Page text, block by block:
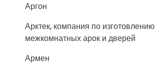
Аргон
Арктек, компания по изготовлению
межкомнатных арок и дверей
Армен